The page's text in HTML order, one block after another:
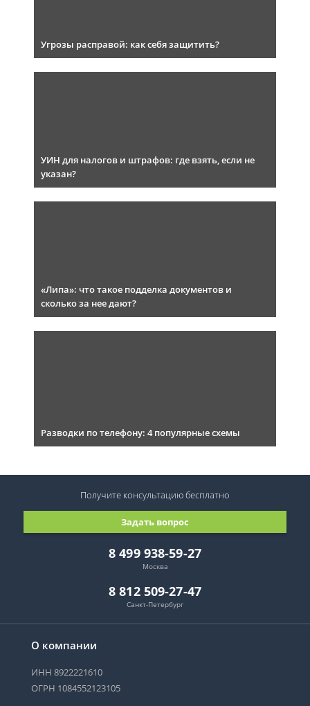
Угрозы расправой: как себя защитить?
УИН для налогов и штрафов: где взять, если не
указан?
«Липа»: что такое подделка документов и
сколько за нее дают?
Разводки по телефону: 4 популярные схемы
О компании
ИНН 8922221610
ОГРН 1084552123105
8 499 938-59-27
Москва
8 812 509-27-47
Санкт-Петербург
Задать вопрос
Получите консультациюбесплатно